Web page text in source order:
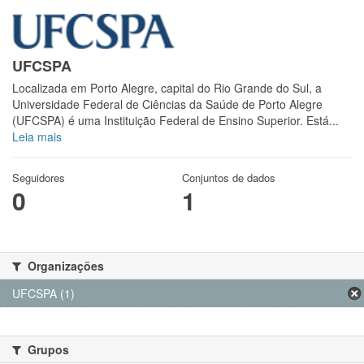
UFCSPA
Localizada em Porto Alegre, capital do Rio Grande do Sul, a
Universidade Federal de Ciências da Saúde de Porto Alegre
(UFCSPA) é uma Instituição Federal de Ensino Superior. Está...
Leia mais
Seguidores
0
Conjuntos de dados
1
Organizações
UFCSPA (1)
Grupos